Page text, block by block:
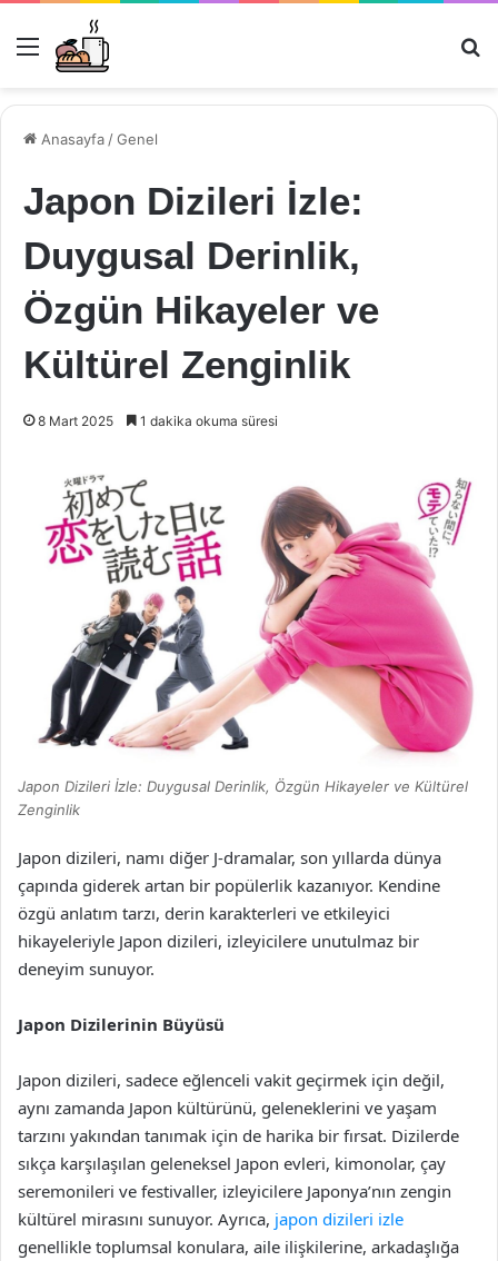
Menü
Anasayfa /Genel
Japon Dizileri İzle:
Duygusal Derinlik,
Özgün Hikayeler ve
Kültürel Zenginlik
8 Mart 2025 1 dakika okuma süresi
Japon Dizileri İzle: Duygusal Derinlik, Özgün Hikayeler ve Kültürel
Zenginlik
Japon dizileri, namı diğer J-dramalar, son yıllarda dünya
çapında giderek artan bir popülerlik kazanıyor. Kendine
özgü anlatım tarzı, derin karakterleri ve etkileyici
hikayeleriyle Japon dizileri, izleyicilere unutulmaz bir
deneyim sunuyor.
Japon Dizilerinin Büyüsü
Japon dizileri, sadece eğlenceli vakit geçirmek için değil,
aynı zamanda Japon kültürünü, geleneklerini ve yaşam
tarzını yakından tanımak için de harika bir fırsat. Dizilerde
sıkça karşılaşılan geleneksel Japon evleri, kimonolar, çay
seremonileri ve festivaller, izleyicilere Japonya’nın zengin
kültürel mirasını sunuyor. Ayrıca, japon dizileri izle
genellikle toplumsal konulara, aile ilişkilerine, arkadaşlığa